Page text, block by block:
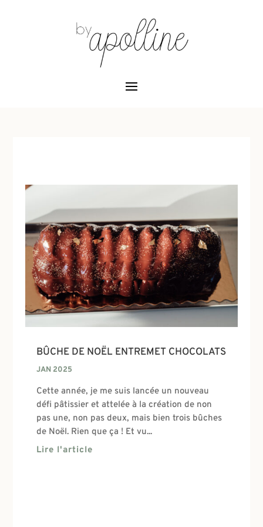
BÛCHE DE NOËL ENTREMET CHOCOLATS
JAN 2025
Cette année, je me suis lancée un nouveau
défi pâtissier et attelée à la création de non
pas une, non pas deux, mais bien trois bûches
de Noël. Rien que ça ! Et vu...
Lire l'article